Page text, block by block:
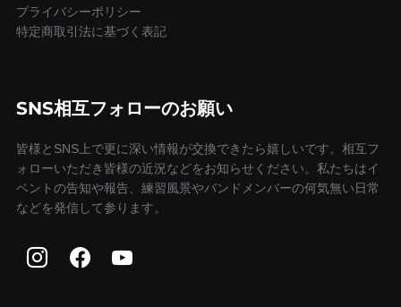
プライバシーポリシー
特定商取引法に基づく表記
SNS相互フォローのお願い
皆様とSNS上で更に深い情報が交換できたら嬉しいです。相互フ
ォローいただき皆様の近況などをお知らせください。私たちはイ
ベントの告知や報告、練習風景やバンドメンバーの何気無い日常
などを発信して参ります。